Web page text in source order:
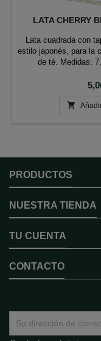
LATA CHERRY
Lata cuadrada con
estilo japonés, para la
de té. Medidas:

PRODUCTOS
NUESTRA TIENDA
TU CUENTA
CONTACTO